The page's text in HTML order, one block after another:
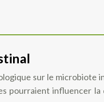
sur le microbiote
pourraient influencer